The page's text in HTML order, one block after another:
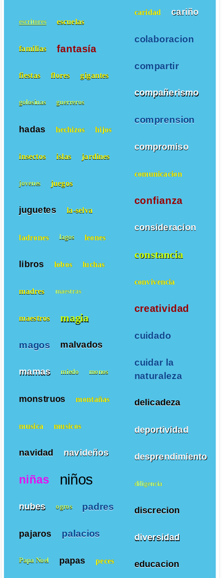
caridad cariño
colaboracion
compartir
compañerismo
comprension
compromiso
comunicacion
confianza
consideracion
constancia
convivencia
creatividad
cuidado
cuidar la
naturaleza
delicadeza
deportividad
desprendimiento
diligencia
discrecion
diversidad
educacion
escritores escuelas
familias fantasía
fiestas flores gigantes
golosinas guerreros
hadas hechizos hijos
insectos islas jardines
jovenes juegos
juguetes la-selva
ladrones lagos leones
libros lobos luchas
madres maestras
maestros magia
magos malvados
mamas miedo monos
monstruos montañas
musica musicos
navidad navideños
niñas niños
nubes ogros padres
pajaros palacios
Papa Noel papas peces